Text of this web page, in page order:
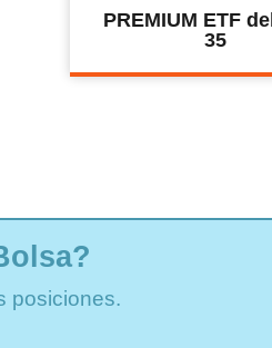
PREMIUM ETF
35
posiciones.